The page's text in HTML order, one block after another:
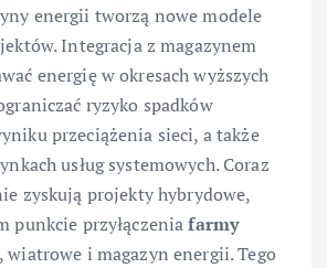
energii tworzą nowe modele
Integracja z magazynem
energię w okresach wyższych
ryzyko spadków
przeciążenia sieci, a także
usług systemowych. Coraz
zyskują projekty hybrydowe,
punkcie przyłączeniafarmy
, wiatrowe i magazyn energii. Tego